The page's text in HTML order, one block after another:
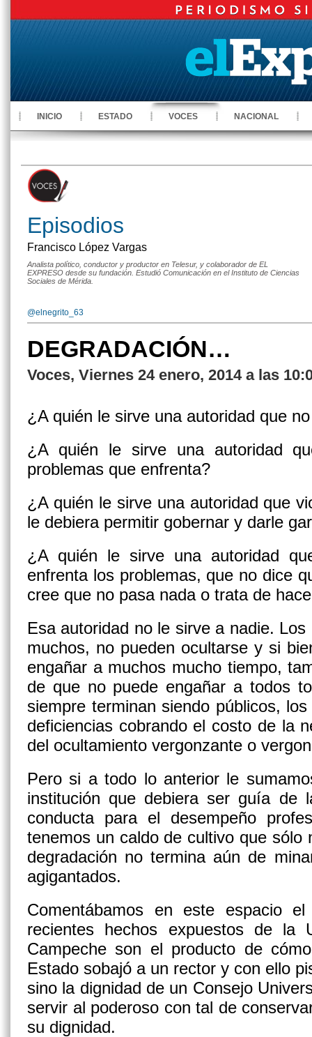
INICIO ESTADO VOCES NACIONAL
Episodios
Francisco López Vargas
Analista político, conductor y productor en Telesur, y colaborador de EL
EXPRESO desde su fundación. Estudió Comunicación en el Instituto de Ciencias
Sociales de Mérida.
@elnegrito_63
DEGRADACIÓN…
Voces, Viernes 24 enero, 2014 a las
¿A quién le sirve una autoridad que
¿A quién le sirve una autoridad
problemas que enfrenta?
¿A quién le sirve una autoridad que
le debiera permitir gobernar y darle
¿A quién le sirve una autoridad
enfrenta los problemas, que no dice
cree que no pasa nada o trata de
Esa autoridad no le sirve a nadie.
muchos, no pueden ocultarse y si
engañar a muchos mucho tiempo,
de que no puede engañar a todos
siempre terminan siendo públicos,
deficiencias cobrando el costo de la
del ocultamiento vergonzante o
Pero si a todo lo anterior le
institución que debiera ser guía de
conducta para el desempeño
tenemos un caldo de cultivo que sólo
degradación no termina aún de
agigantados.
Comentábamos en este espacio
recientes hechos expuestos de la
Campeche son el producto de
Estado sobajó a un rector y con ello
sino la dignidad de un Consejo
servir al poderoso con tal de
su dignidad.